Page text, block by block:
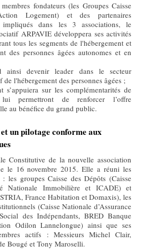
fondateurs (les Groupes Caisse
Logement) et des partenaires
impliqués dans les 3 associations, le
ARPAVIE développera ses activités
tous les segments de l'hébergement et
des personnes âgées autonomes et en
ainsi devenir leader dans le secteur
l'hébergement des personnes âgées ;
s’appuiera sur les complémentarités de
permettront de renforcer l’offre
au bénéfice du grand public.
un pilotage conforme aux
le 16 novembre 2015. Elle a réuni les
: les groupes Caisse des Dépôts (Caisse
Nationale Immobilière et ICADE) et
France Habitation et Domaxis), les
(Caisse Nationale d’Assurance
des Indépendants, BRED Banque
Odilon Lannelongue) ainsi que ses
actifs : Messieurs Michel Clair,
Bougé et Tony Maroselli.